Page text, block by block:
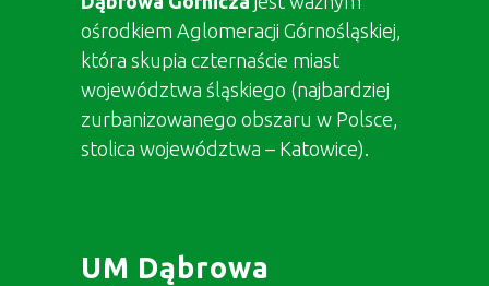
ośrodkiem Aglomeracji Górnośląskiej,
która skupia czternaście miast
województwa śląskiego (najbardziej
zurbanizowanego obszaru w Polsce,
stolica województwa – Katowice).
UM Dąbrowa